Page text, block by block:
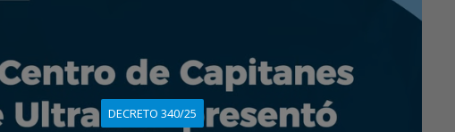
DECRETO 340/25